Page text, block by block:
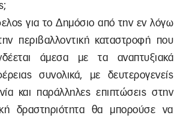
για το Δημόσιο από την εν λόγω
περιβαλλοντική καταστροφή που
άμεσα με τα αναπτυξιακά
συνολικά, με δευτερογενείς
και παράλληλες επιπτώσεις στην
δραστηριότητα θα μπορούσε να